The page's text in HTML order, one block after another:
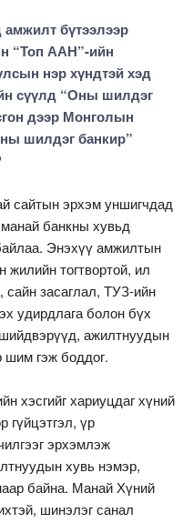
бүтээлээр
“Топ ААН”-ийн
нэр хүндтэй хэд
сүүлд “Оны шилдэг
дээр Монголын
шилдэг банкир”
сайтын эрхэм уншигчдад
банкны хувьд
Энэхүү амжилтын
жилийн тогтвортой, ил
сайн засаглал, ТУЗ-ийн
удирдлага болон бүх
ажилтнуудын
шим гэж боддог.
хэсгийг хариуцдаг хүний
гүйцэтгэл, үр
эрхэмлэж
хувь нэмэр,
байна. Манай Хүний
шинэлэг санал